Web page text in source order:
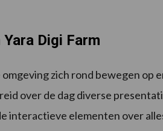
Digi Farm
zich rond bewegen op
over de dag diverse
interactieve elementen over